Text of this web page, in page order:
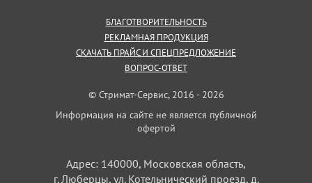
БЛАГОТВОРИТЕЛЬНОСТЬ
РЕКЛАМНАЯ ПРОДУКЦИЯ
СКАЧАТЬ ПРАЙС И СПЕЦПРЕДЛОЖЕНИЕ
ВОПРОС-ОТВЕТ
© Стримат-Сервис, 2016 - 2026
Информация на сайте не является публичной
офертой
Адрес: 140000, Московская область,
г. Люберцы, ул. Котельнический проезд, д.